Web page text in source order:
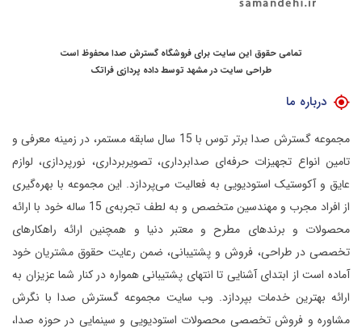
تمامی حقوق این سایت برای فروشگاه گسترش صدا محفوظ است
طراحی سایت در مشهد توسطداده پردازی فراتک
درباره ما
مجموعه گسترش صدا برتر توس با 15 سال سابقه مستمر، در زمینه معرفی و
تامین انواع تجهیزات حرفه‌ای صدابرداری، تصویربرداری، نورپردازی، لوازم
عایق و آکوستیک استودیویی به فعالیت می‌پردازد. این مجموعه با بهره‌گیری
از افراد مجرب و مهندسین متخصص و به لطف تجربه‌ی 15 ساله خود با ارائه
محصولات و برندهای مطرح و معتبر دنیا و همچنین ارائه راهکارهای
تخصصی در طراحی، فروش و پشتیبانی، ضمن رعایت حقوق مشتریان خود
آماده است از ابتدای آشنایی تا انتهای پشتیبانی همواره در کنار شما عزیزان به
ارائه بهترین خدمات بپردازد. وب سایت مجموعه گسترش صدا با نگرش
مشاوره و فروش تخصصی محصولات استودیویی و سینمایی در حوزه صدا،